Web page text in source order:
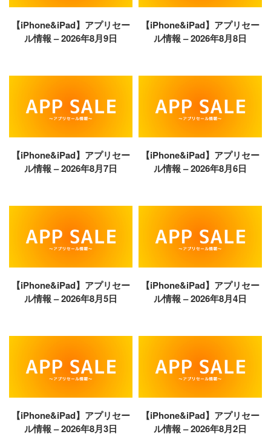
【iPhone&iPad】アプリセー
ル情報 – 2026年8月9日
【iPhone&iPad】アプリセー
ル情報 – 2026年8月8日
【iPhone&iPad】アプリセー
ル情報 – 2026年8月7日
【iPhone&iPad】アプリセー
ル情報 – 2026年8月6日
【iPhone&iPad】アプリセー
ル情報 – 2026年8月5日
【iPhone&iPad】アプリセー
ル情報 – 2026年8月4日
【iPhone&iPad】アプリセー
ル情報 – 2026年8月3日
【iPhone&iPad】アプリセー
ル情報 – 2026年8月2日